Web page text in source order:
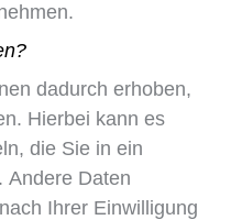
dadurch erhoben,
Hierbei kann es
die Sie in ein
Andere Daten
Ihrer Einwilligung